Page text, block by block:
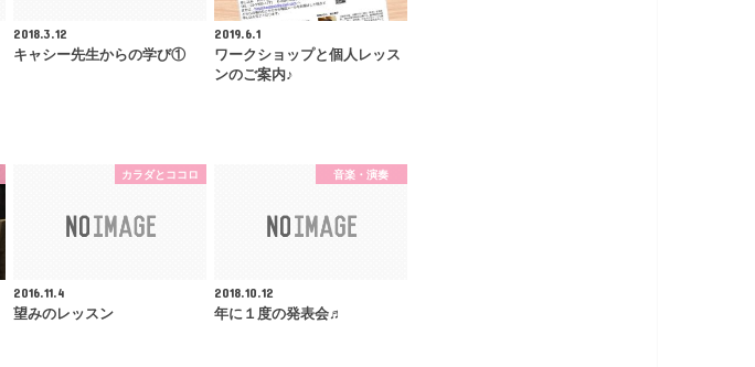
2018.3.12
キャシー先生からの学び①
2019.6.1
ワークショップと個人レッス
ンのご案内♪
カラダとココロ
2016.11.4
望みのレッスン
音楽・演奏
2018.10.12
年に１度の発表会♬